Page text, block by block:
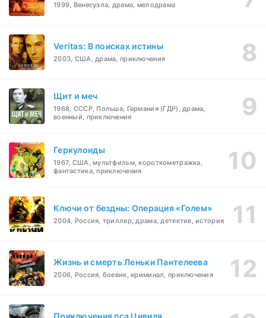
1999, Венесуэла, драма, мелодрама
Veritas: В поисках истины
2003, США, драма, приключения
Щит и меч
1968, СССР, Польша, Германия (ГДР), драма,
военный, приключения
Геркулоиды
1967, США, мультфильм, короткометражка,
фантастика, приключения
Ключи от бездны: Операция «Голем»
2004, Россия, триллер, драма, детектив, история
Жизнь и смерть Леньки Пантелеева
2006, Россия, боевик, криминал, приключения